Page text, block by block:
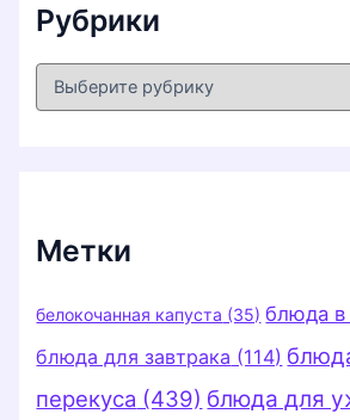
Рубрики
Р
Метки
белокочанная капуста (35) блюда в
блюда для завтрака (114)
перекуса (439) блюда для